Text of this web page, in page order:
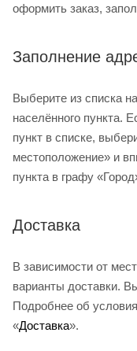
оформить заказ,
Заполнение
Выберите из списка
населённого пункта.
пункт в списке,
местоположение» и
пункта в графу
Доставка
В зависимости от
варианты доставки.
Подробнее об
«Доставка».